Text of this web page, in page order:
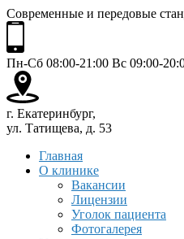
Современные и передовые
Пн-Сб 08:00-21:00 Вс 09:00-
г. Екатеринбург,
ул. Татищева, д. 53
Главная
О клинике
Вакансии
Лицензии
Уголок пациента
Фотогалерея